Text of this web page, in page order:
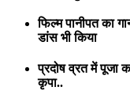
फिल्म पानीपत का
डांस भी किया
प्रदोष व्रत में पूजा
कृपा..